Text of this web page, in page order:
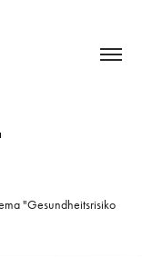
"Gesundheitsrisiko